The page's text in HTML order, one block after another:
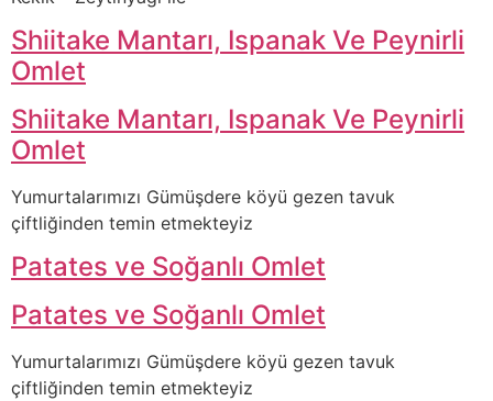
Shiitake Mantarı, Ispanak Ve Peynirli
Omlet
Shiitake Mantarı, Ispanak Ve Peynirli
Omlet
Yumurtalarımızı Gümüşdere köyü gezen tavuk
çiftliğinden temin etmekteyiz
Patates ve Soğanlı Omlet
Patates ve Soğanlı Omlet
Yumurtalarımızı Gümüşdere köyü gezen tavuk
çiftliğinden temin etmekteyiz